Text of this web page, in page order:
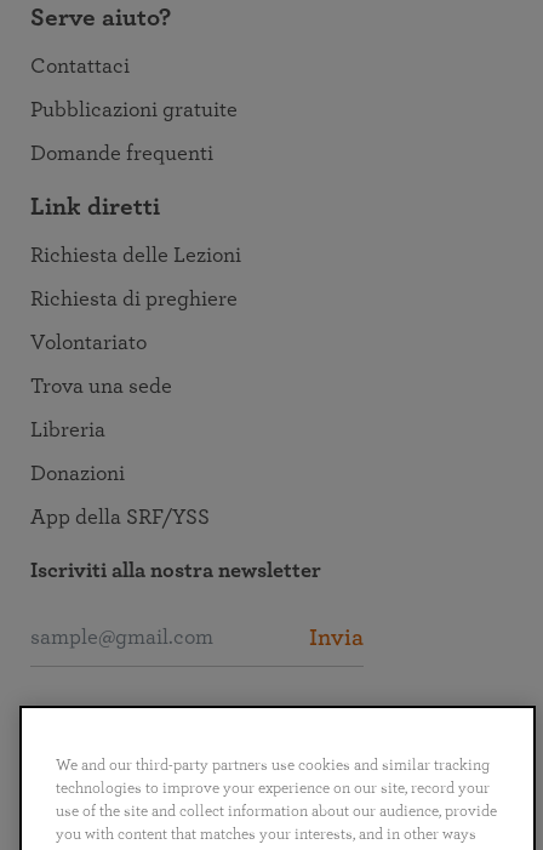
Serve aiuto?
Contattaci
Pubblicazioni gratuite
Domande frequenti
Link diretti
Richiesta delle Lezioni
Richiesta di preghiere
Volontariato
Trova una sede
Libreria
Donazioni
App della SRF/YSS
Iscriviti alla nostra newsletter
Invia
We and our third-party partners use cookies and similar tracking
technologies to improve your experience on our site, record your
use of the site and collect information about our audience, provide
you with content that matches your interests, and in other ways